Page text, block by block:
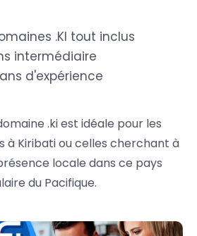
.KI tout inclus
intermédiaire
d'expérience
.ki est idéale pour les
à Kiribati ou celles cherchant à
locale dans ce pays
du Pacifique.